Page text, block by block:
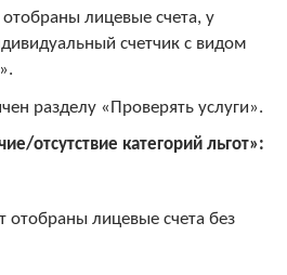
лицевые счета, у
счетчик с видом
разделу «Проверять услуги».
отсутствие категорий льгот»:
отобраны лицевые счета без